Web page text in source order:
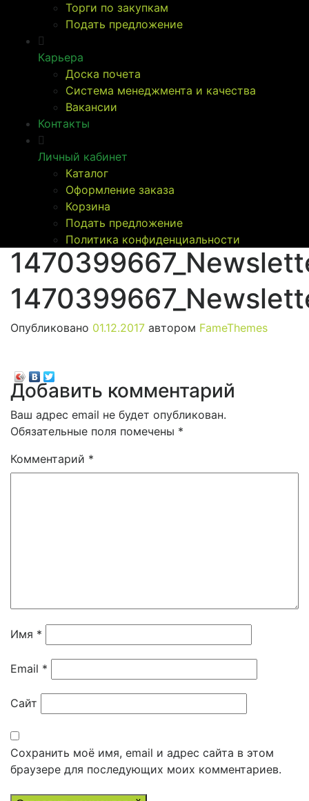
Торги по закупкам
Подать предложение
Карьера
Доска почета
Система менеджмента и качества
Вакансии
Контакты
Личный кабинет
Каталог
Оформление заказа
Корзина
Подать предложение
Политика конфиденциальности
Опубликовано 01.12.2017 автором FameThemes
Добавить комментарий
Ваш адрес email не будет опубликован.
Обязательные поля помечены *
Комментарий *
Имя *
Email *
Сайт
Сохранить моё имя, email и адрес сайта в этом
браузере для последующих моих комментариев.